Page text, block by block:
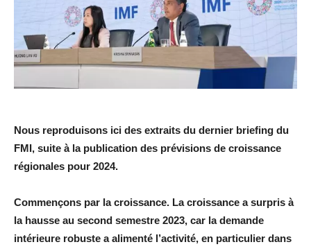
Nous reproduisons ici des extraits du dernier briefing du
FMI, suite à la publication des prévisions de croissance
régionales pour 2024.
Commençons par la croissance. La croissance a surpris à
la hausse au second semestre 2023, car la demande
intérieure robuste a alimenté l’activité, en particulier dans